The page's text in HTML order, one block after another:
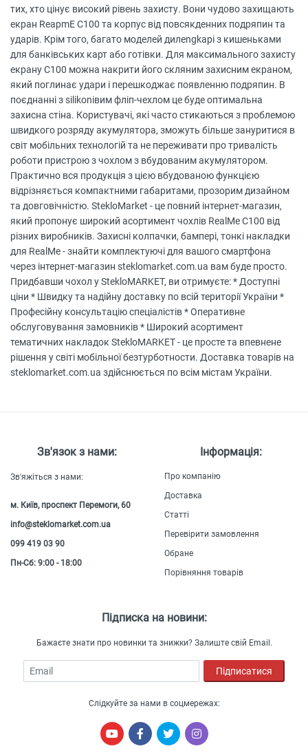
тих, хто цінує високий рівень захисту. Вони чудово захищають
екран ReapmE C100 та корпус від повсякденних подряпин та
ударів. Крім того, багато моделей дилengkapi з кишеньками
для банківських карт або готівки. Для максимального захисту
екрану C100 можна накрити його скляним захисним екраном,
який поглинає удари і перешкоджає появленню подряпин. В
поєднанні з silikonівим фліп-чехлом це буде оптимальна
захисна стіна. Користувачі, які часто стикаються з проблемою
швидкого розряду акумулятора, зможуть більше зануритися в
світ мобільних технологій та не переживати про тривалість
роботи пристрою з чохлом з вбудованим акумулятором.
Практично вся продукція з цією вбудованою функцією
відрізняється компактними габаритами, прозорим дизайном
та довговічністю. StekloMarket - це повний інтернет-магазин,
який пропонує широкий асортимент чохлів RealMe C100 від
різних виробників. Захисні колпачки, бампері, тонкі накладки
для RealMe - знайти комплектуючі для вашого смартфона
через інтернет-магазин steklomarket.com.ua вам буде просто.
Придбавши чохол у StekloMARKET, ви отримуєте: * Доступні
ціни * Швидку та надійну доставку по всій території України *
Професійну консультацію спеціалістів * Оперативне
обслуговування замовників * Широкий асортимент
тематичних накладок StekloMARKET - це просте та впевнене
рішення у світі мобільної безтурботности. Доставка товарів на
steklomarket.com.ua здійснюється по всім містам України.
Зв'язок з нами:
Зв'яжіться з нами:
м. Київ, проспект Перемоги, 60
info@steklomarket.com.ua
099 419 03 90
Пн-Сб: 9:00 - 18:00
Інформація:
Про компанію
Доставка
Статті
Перевірити замовлення
Обране
Порівняння товарів
Підписка на новини:
Бажаєте знати про новинки та знижки? Залиште свій Email.
Email Підписатися
Слідкуйте за нами в соцмережах: